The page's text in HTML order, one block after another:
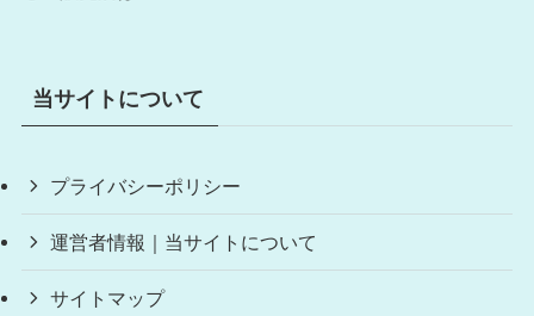
当サイトについて
プライバシーポリシー
運営者情報｜当サイトについて
サイトマップ